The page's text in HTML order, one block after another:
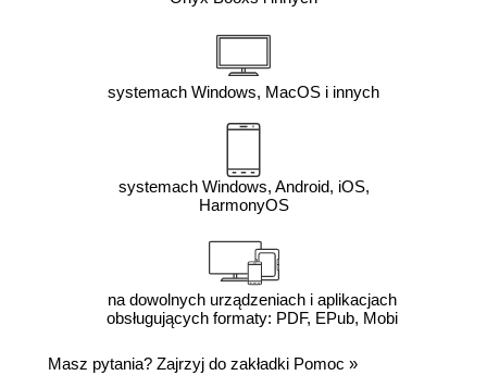
systemach Windows, MacOS i innych
systemach Windows, Android, iOS,
HarmonyOS
na dowolnych urządzeniach i aplikacjach
obsługujących formaty: PDF, EPub, Mobi
Masz pytania? Zajrzyj do zakładki Pomoc »